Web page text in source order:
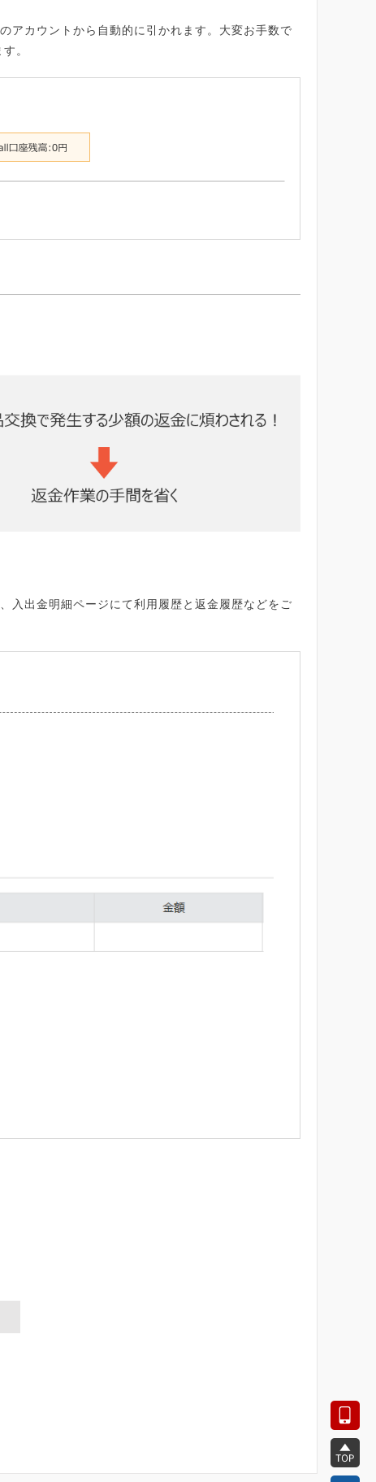
アカウントから自動的に引かれます。大変お手数で
。
入出金明細ページにて利用履歴と返金履歴などをご